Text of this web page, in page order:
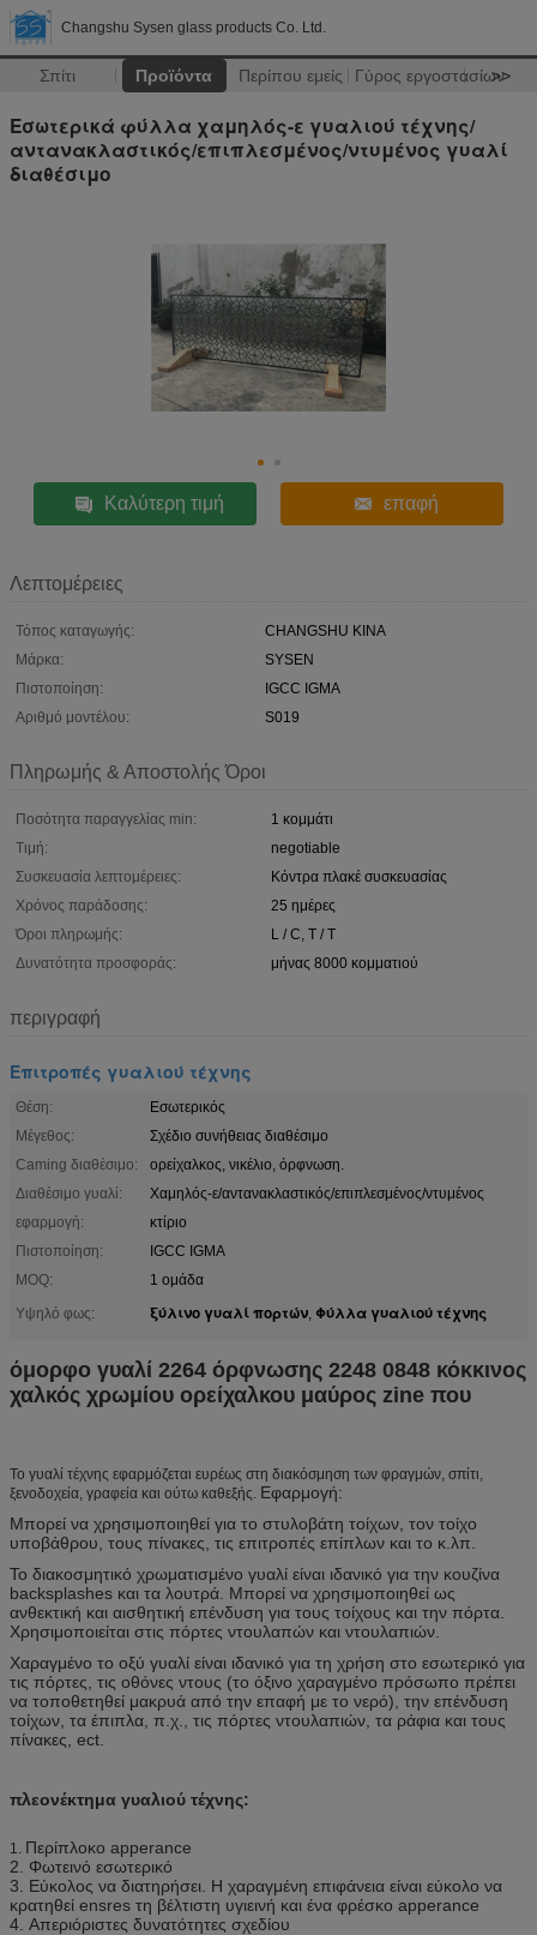
Changshu Sysen glass products Co. Ltd.
Σπίτι Προϊόντα Περίπου εμείς Γύρος εργοστασίων
>>
Εσωτερικά φύλλα χαμηλός-ε γυαλιού τέχνης/
αντανακλαστικός/επιπλεσμένος/ντυμένος γυαλί
διαθέσιμο
Καλύτερη τιμή επαφή
Λεπτομέρειες
Τόπος καταγωγής:
CHANGSHU ΚΙΝΑ
Μάρκα:
SYSEN
Πιστοποίηση:
IGCC IGMA
Αριθμό μοντέλου:
S019
Πληρωμής & Αποστολής Όροι
Ποσότητα παραγγελίας min:
1 κομμάτι
Τιμή:
negotiable
Συσκευασία λεπτομέρειες:
Κόντρα πλακέ συσκευασίας
Χρόνος παράδοσης:
25 ημέρες
Όροι πληρωμής:
L / C, T / T
Δυνατότητα προσφοράς:
μήνας 8000 κομματιού
περιγραφή
Επιτροπές γυαλιού τέχνης
Θέση:
Εσωτερικός
Μέγεθος:
Σχέδιο συνήθειας διαθέσιμο
Caming διαθέσιμο:
ορείχαλκος, νικέλιο, όρφνωση.
Διαθέσιμο γυαλί:
Χαμηλός-ε/αντανακλαστικός/επιπλεσμένος/ντυμένος
εφαρμογή:
κτίριο
Πιστοποίηση:
IGCC IGMA
MOQ:
1 ομάδα
Υψηλό φως:
ξύλινο γυαλί πορτών, Φύλλα γυαλιού τέχνης
όμορφο γυαλί 2264 όρφνωσης 2248 0848 κόκκινος
χαλκός χρωμίου ορείχαλκου μαύρος zine που
Το γυαλί τέχνης εφαρμόζεται ευρέως στη διακόσμηση των φραγμών, σπίτι,
ξενοδοχεία, γραφεία και ούτω καθεξής. Εφαρμογή:
Μπορεί να χρησιμοποιηθεί για το στυλοβάτη τοίχων, τον τοίχο
υποβάθρου, τους πίνακες, τις επιτροπές επίπλων και το κ.λπ.
Το διακοσμητικό χρωματισμένο γυαλί είναι ιδανικό για την κουζίνα
backsplashes και τα λουτρά. Μπορεί να χρησιμοποιηθεί ως
ανθεκτική και αισθητική επένδυση για τους τοίχους και την πόρτα.
Χρησιμοποιείται στις πόρτες ντουλαπών και ντουλαπιών.
Χαραγμένο το οξύ γυαλί είναι ιδανικό για τη χρήση στο εσωτερικό για
τις πόρτες, τις οθόνες ντους (το όξινο χαραγμένο πρόσωπο πρέπει
να τοποθετηθεί μακρυά από την επαφή με το νερό), την επένδυση
τοίχων, τα έπιπλα, π.χ., τις πόρτες ντουλαπιών, τα ράφια και τους
πίνακες, ect.
πλεονέκτημα γυαλιού τέχνης:
1. Περίπλοκο apperance
2. Φωτεινό εσωτερικό
3. Εύκολος να διατηρήσει. Η χαραγμένη επιφάνεια είναι εύκολο να
κρατηθεί ensres τη βέλτιστη υγιεινή και ένα φρέσκο apperance
4. Απεριόριστες δυνατότητες σχεδίου